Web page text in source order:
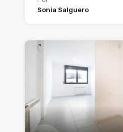
Sonia Salguero